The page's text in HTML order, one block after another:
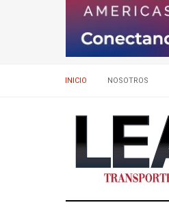
INICIO NOSOTROS